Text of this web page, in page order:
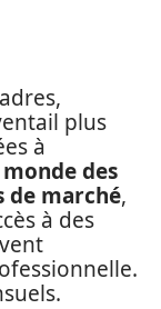
plus
à
monde des
de marché,
à des